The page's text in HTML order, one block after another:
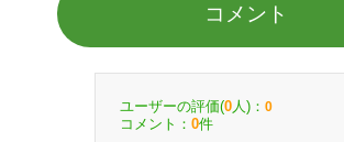
コメント
ユーザーの評価(0 人)： 0
コメント： 0件